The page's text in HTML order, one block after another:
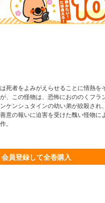
死者をよみがえらせることに情熱を
、この怪物は、恐怖におののくフラ
ケンシュタインの幼い弟が絞殺され
意の報いに迫害を受けた醜い怪物に
。
会員登録して全巻購入